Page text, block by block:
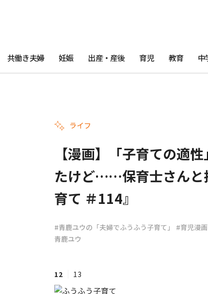
#渡邊大地の令和的ワーパパ道
共働き夫婦 妊娠 出産・産後 育児 教育 中
ライフ
【漫画】「子育ての適
たけど……保育士さんと
育て ＃114』
#青鹿ユウの「夫婦でふうふう子育て」 #育児漫画
青鹿ユウ
12 13